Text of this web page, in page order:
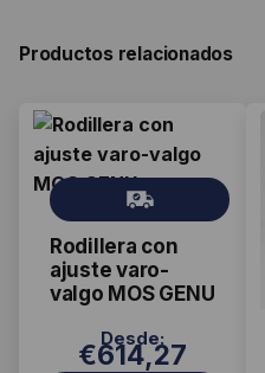
Productos relacionados
Rodillera con
ajuste varo-
valgo MOS GENU
Gr
ati
s
Desde:
€614,27
Este
producto
tiene
múltiples
variantes.
Las
opciones